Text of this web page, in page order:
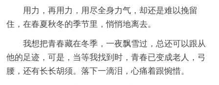
用力，再用力，用尽全身力气，却还是难以挽留
住，在春夏秋冬的季节里，悄悄地离去。
我想把青春藏在冬季，一夜飘雪过，总还可以跟从
他的足迹，可是，当等我找到时，青春已变成老人，弓
腰，还有长长胡须。落下一滴泪，心痛着跟惋惜。